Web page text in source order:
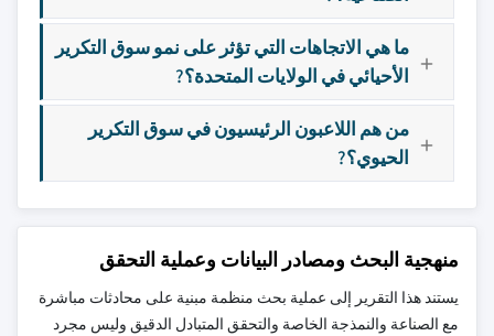
ما هي الاتجاهات التي تؤثر على نمو سوق التكرير
الأحيائي في الولايات المتحدة؟?
من هم اللاعبون الرئيسيون في سوق التكرير
الحيوي؟?
منهجية البحث ومصادر البيانات وعملية التحقق
يستند هذا التقرير إلى عملية بحث منظمة مبنية على محادثات مباشرة
مع الصناعة والنمذجة الخاصة والتحقق المتبادل الدقيق وليس مجرد